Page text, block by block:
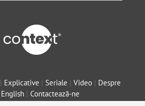
| Explicative | Seriale | Video | Despre
English | Contactează-ne